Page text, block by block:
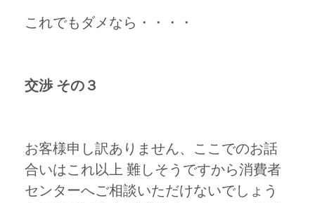
これでもダメなら・・・・
交渉 その３
お客様申し訳ありません、ここでのお話
合いはこれ以上 難しそうですから消費者
センターへご相談いただけないでしょう